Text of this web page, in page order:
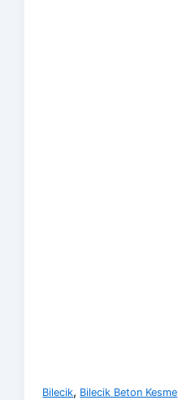
Bilecik, Bilecik Beton Kesme